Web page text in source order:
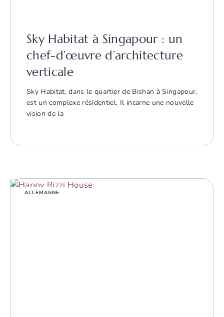
Sky Habitat à Singapour : un
chef-d’œuvre d’architecture
verticale
Sky Habitat, dans le quartier de Bishan à Singapour,
est un complexe résidentiel. Il incarne une nouvelle
vision de la
ALLEMAGNE